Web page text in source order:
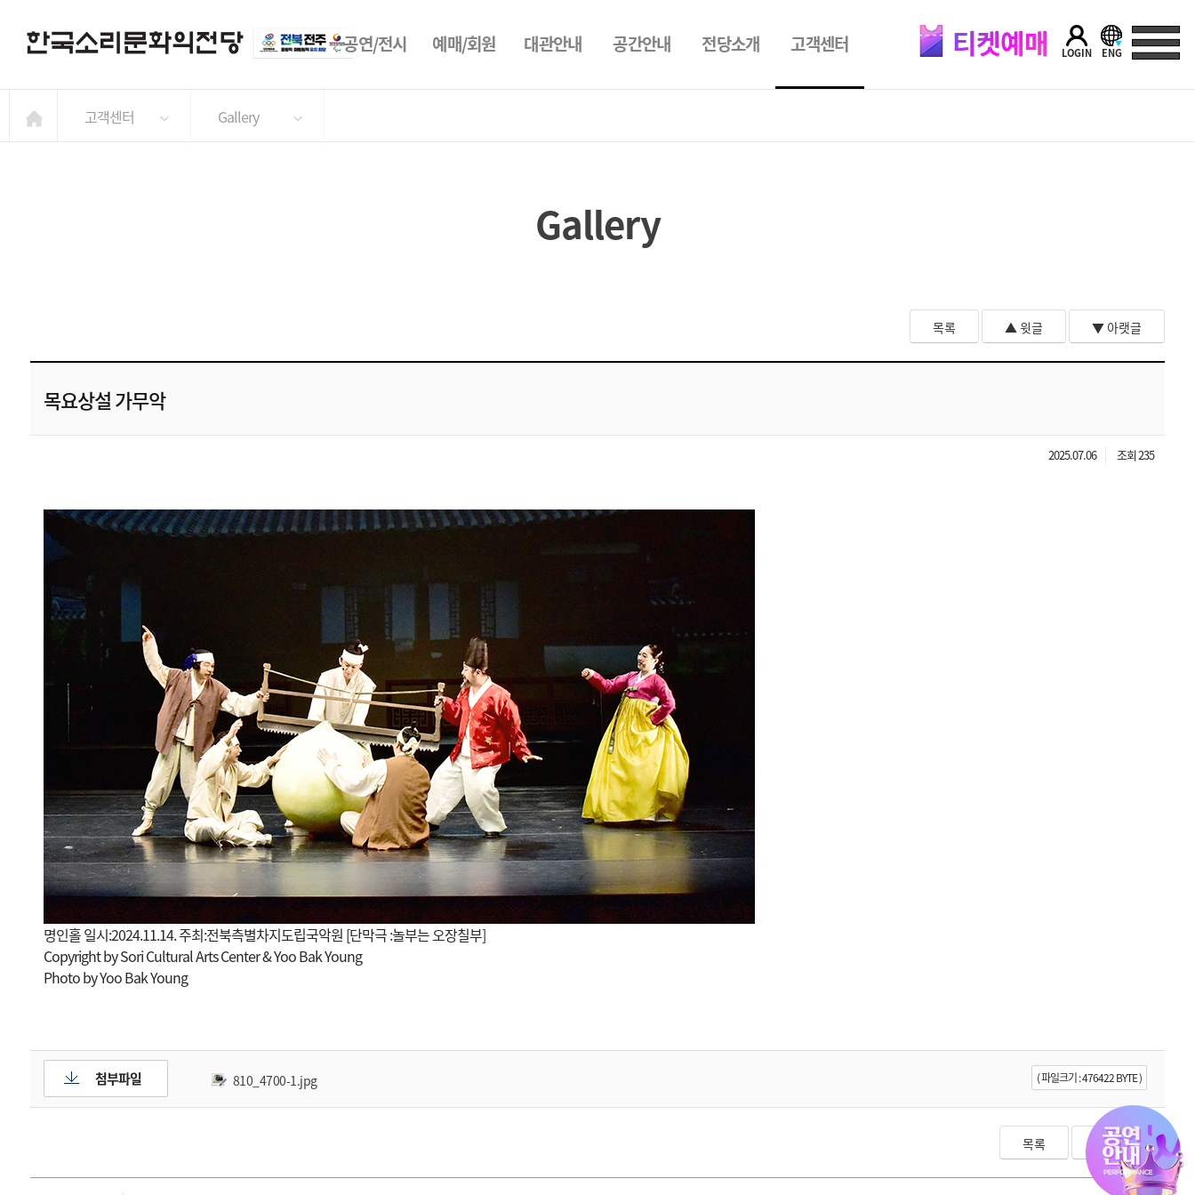
공연/전시 예매/회원 대관안내 공간안내 전당소개 고객센터 티켓예매 LOGIN ENG
고객센터 Gallery
Gallery
목록 ▲ 윗글 ▼ 아랫글
목요상설 가무악
2025.07.06 조회 235
명인홀 일시:2024.11.14. 주최:전북측별차지도립국악원 [단막극 :놀부는 오장칠부]
Copyright by Sori Cultural Arts Center & Yoo Bak Young
Photo by Yoo Bak Young
첨부파일 ( 파일크기 : 476422 BYTE )
810_4700-1.jpg
목록 ▼아랫글